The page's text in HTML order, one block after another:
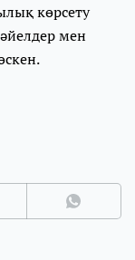
көрсету
мен